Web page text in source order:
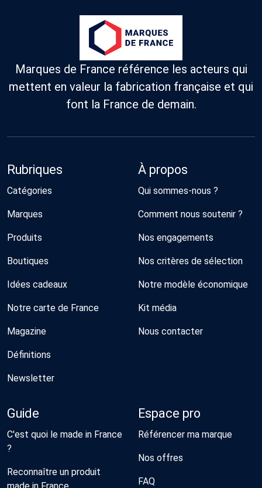
Marques de France référence les acteurs qui
mettent en valeur la fabrication française et qui
font la France de demain.
Rubriques
Catégories
Marques
Produits
Boutiques
Idées cadeaux
Notre carte de France
Magazine
Définitions
Newsletter
À propos
Qui sommes-nous ?
Comment nous soutenir ?
Nos engagements
Nos critères de sélection
Notre modèle économique
Kit média
Nous contacter
Guide
C'est quoi le made in France
?
Reconnaître un produit
made in France
Espace pro
Référencer ma marque
Nos offres
FAQ